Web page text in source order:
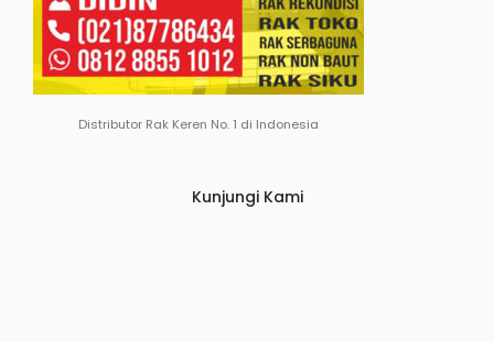
Distributor Rak Keren No. 1 di Indonesia
Kunjungi Kami